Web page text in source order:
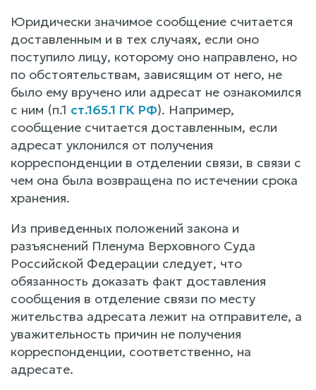
Юридически значимое сообщение считается
доставленным и в тех случаях, если оно
поступило лицу, которому оно направлено, но
по обстоятельствам, зависящим от него, не
было ему вручено или адресат не ознакомился
с ним (п.1 ст.165.1 ГК РФ). Например,
сообщение считается доставленным, если
адресат уклонился от получения
корреспонденции в отделении связи, в связи с
чем она была возвращена по истечении срока
хранения.
Из приведенных положений закона и
разъяснений Пленума Верховного Суда
Российской Федерации следует, что
обязанность доказать факт доставления
сообщения в отделение связи по месту
жительства адресата лежит на отправителе, а
уважительность причин не получения
корреспонденции, соответственно, на
адресате.